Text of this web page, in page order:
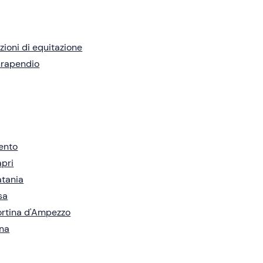
di equitazione
d'Ampezzo